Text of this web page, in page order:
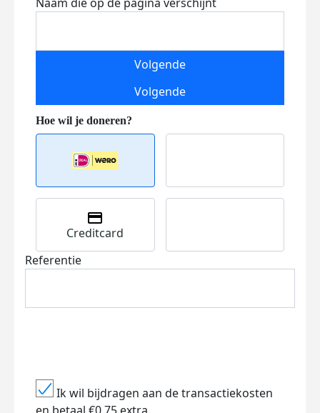
Volgende
Volgende
Creditcard
Referentie
Ik wil bijdragen aan de transactiekosten